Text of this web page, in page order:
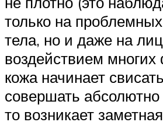
только на
тела, но и даже на
воздействием многих
кожа начинает
совершать
то возникает